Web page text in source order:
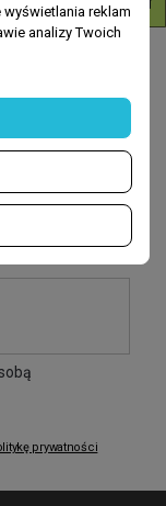
prywatności
wyświetlania reklam
analizy Twoich